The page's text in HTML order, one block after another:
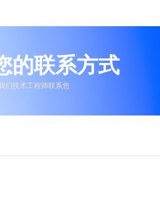
的联系方式
们技术工程师联系您